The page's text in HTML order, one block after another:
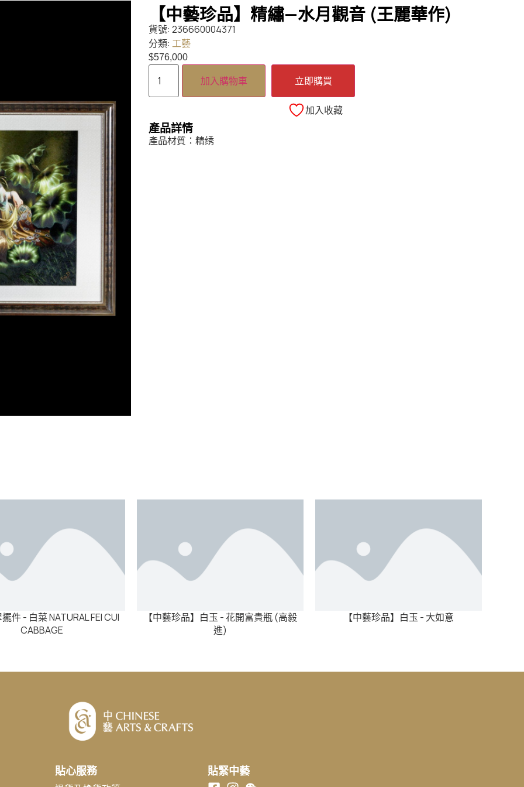
【中藝珍品】精繡—水月觀音 (王麗華作)
貨號: 236660004371
分類: 工藝
$576,000
加入購物車 立即購買
加入收藏
產品詳情
產品材質：精绣
件 - 白菜 NATURAL FEI CUI
CABBAGE
【中藝珍品】白玉 - 花開富貴瓶 (高毅
進)
【中藝珍品】白玉 - 大如意
貼心服務 貼緊中藝